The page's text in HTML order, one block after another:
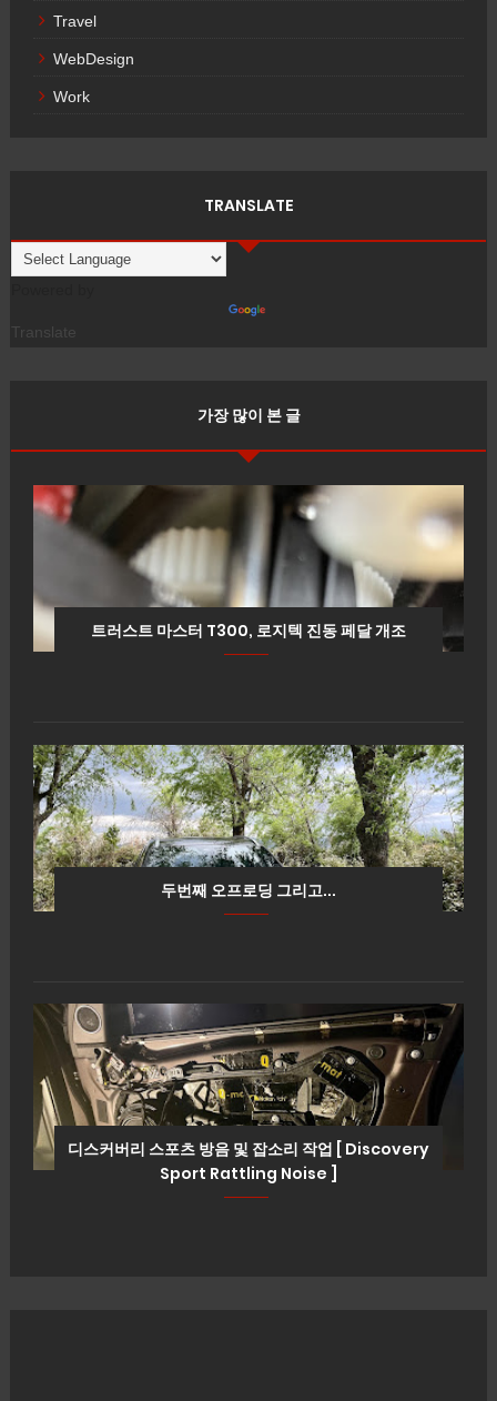
Travel
WebDesign
Work
TRANSLATE
Translate
가장 많이 본 글
트러스트 마스터 T300, 로지텍 진동 페달 개조
두번째 오프로딩 그리고...
디스커버리 스포츠 방음 및 잡소리 작업 [ Discovery
Sport Rattling Noise ]